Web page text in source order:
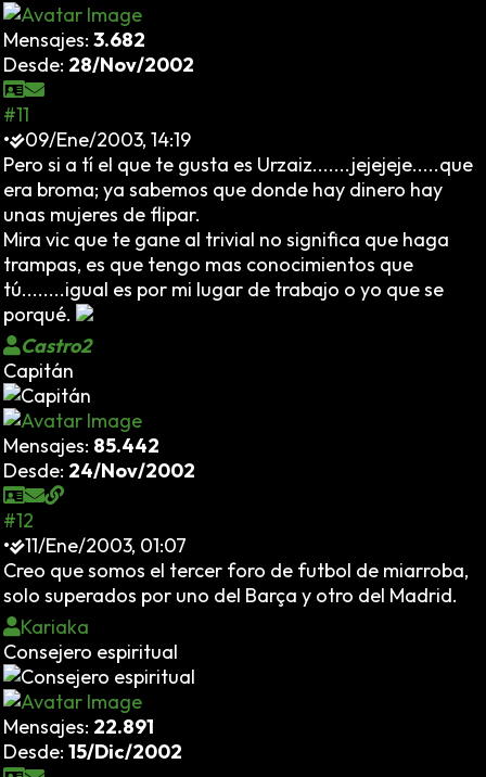
Mensajes: 3.682
Desde: 28/Nov/2002
#11
•
09/Ene/2003, 14:19
Pero si a tí el que te gusta es Urzaiz.......jejejeje.....que
era broma; ya sabemos que donde hay dinero hay
unas mujeres de flipar.
Mira vic que te gane al trivial no significa que haga
trampas, es que tengo mas conocimientos que
tú........igual es por mi lugar de trabajo o yo que se
porqué.
Castro2
Capitán
Mensajes: 85.442
Desde: 24/Nov/2002
#12
•
11/Ene/2003, 01:07
Creo que somos el tercer foro de futbol de miarroba,
solo superados por uno del Barça y otro del Madrid.
Kariaka
Consejero espiritual
Mensajes: 22.891
Desde: 15/Dic/2002